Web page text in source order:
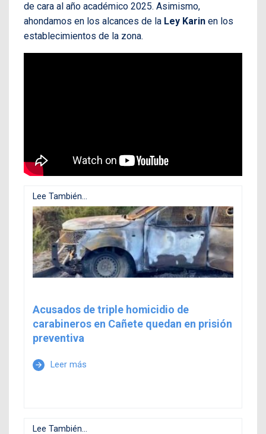
de cara al año académico 2025. Asimismo,
ahondamos en los alcances de la Ley Karin en los
establecimientos de la zona.
Lee También...
Acusados de triple homicidio de
carabineros en Cañete quedan en prisión
preventiva
arrow_forward Leer más
Lee También...